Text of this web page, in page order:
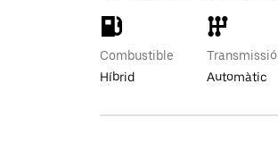
Combustible
Híbrid
Transmissió
Automàtic